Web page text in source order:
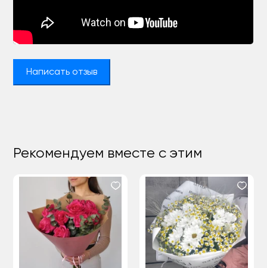
Написать отзыв
Рекомендуем вместе с этим